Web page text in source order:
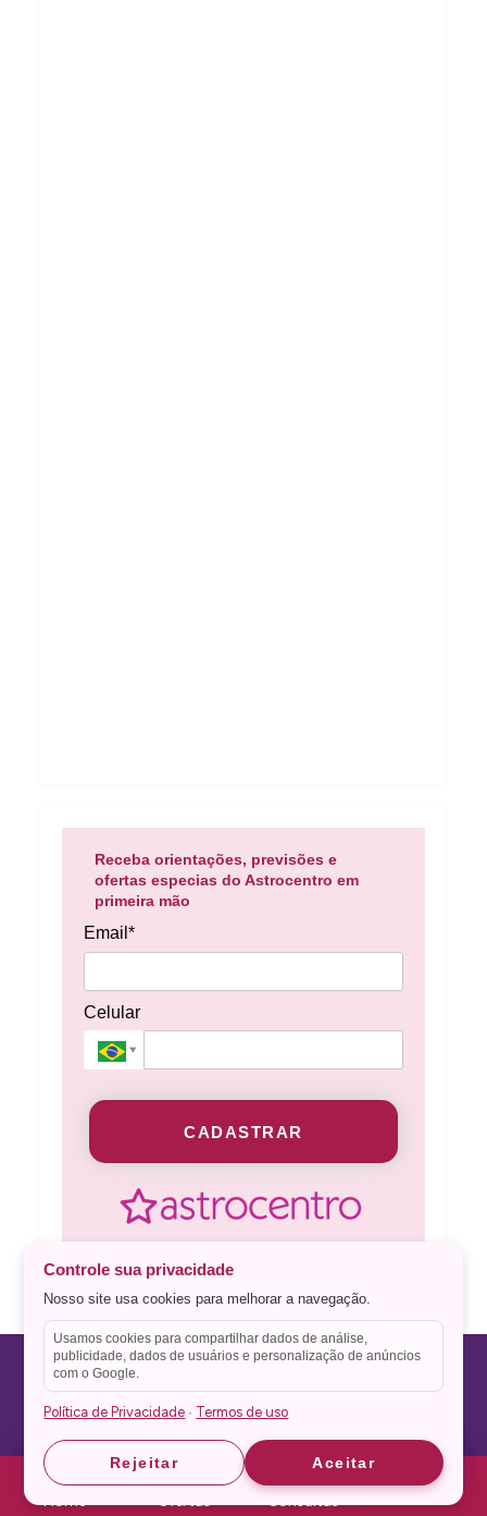
Home Ofertas Consultas
Receba orientações, previsões e
ofertas especias do Astrocentro em
primeira mão
Email*
Celular
CADASTRAR
Mapa do Blog:
Áries
Astrologia
Controle sua privacidade
Nosso site usa cookies para melhorar a navegação.
Usamos cookies para compartilhar dados de análise,
publicidade, dados de usuários e personalização de anúncios
com o Google.
Política de Privacidade · Termos de uso
Rejeitar Aceitar